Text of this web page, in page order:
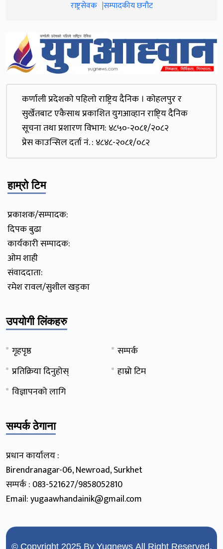
राष्ट्रसेवक सम्पादकीय छनौट
कर्णाली प्रदेशकाे पहिलाे राष्ट्रिय दैनिक । काेहलपुर र
सुर्खेतबाट एकैसाथ प्रकाशित युगआव्हान राष्टि्य दैनिक
सूचना तथा प्रशारण विभाग: ४८५०-२०८१/२०८२
प्रेस काउन्सिल दर्ता नं. : ४८४८-२०८१/०८२
हाम्रो टिम
प्रकाशक/सम्पादक:
दिपक बुढा
कार्यकारी सम्पादक:
ओम शाही
संवाददाता:
रमेश रावल/सुशील खड्का
उपयोगी लिंकहरु
गृहपृष्ठ
सम्पर्क
प्रतिक्रिया दिनुहोस्
हाम्रो टिम
विज्ञापनको लागि
सम्पर्क ठेगाना
प्रधान कार्यालय :
Birendranagar-06, Newroad, Surkhet
सम्पर्क : 083-521627/9858052810
Email: yugaawhandainik@gmail.com
© Copyright 2025 By YugnewsAll Right Reserved.